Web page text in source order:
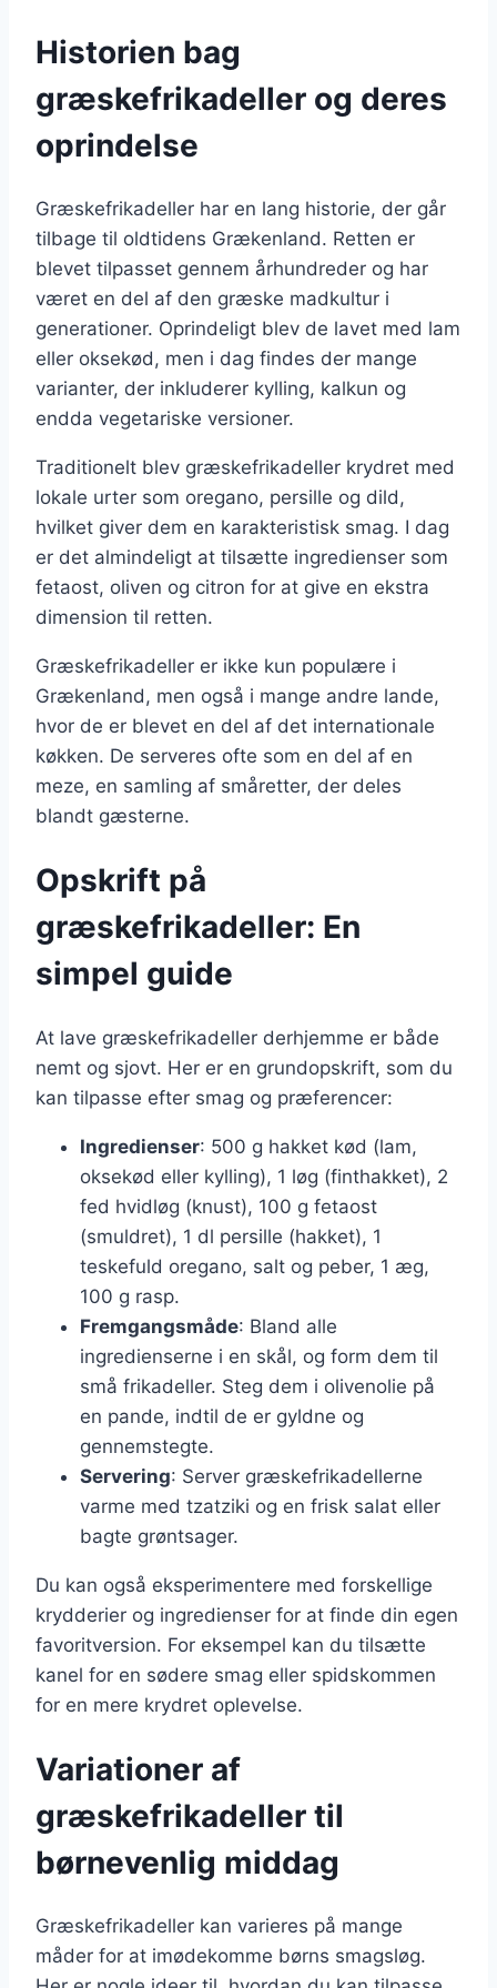
Historien bag
græskefrikadeller og deres
oprindelse
Græskefrikadeller har en lang historie, der går
tilbage til oldtidens Grækenland. Retten er
blevet tilpasset gennem århundreder og har
været en del af den græske madkultur i
generationer. Oprindeligt blev de lavet med lam
eller oksekød, men i dag findes der mange
varianter, der inkluderer kylling, kalkun og
endda vegetariske versioner.
Traditionelt blev græskefrikadeller krydret med
lokale urter som oregano, persille og dild,
hvilket giver dem en karakteristisk smag. I dag
er det almindeligt at tilsætte ingredienser som
fetaost, oliven og citron for at give en ekstra
dimension til retten.
Græskefrikadeller er ikke kun populære i
Grækenland, men også i mange andre lande,
hvor de er blevet en del af det internationale
køkken. De serveres ofte som en del af en
meze, en samling af småretter, der deles
blandt gæsterne.
Opskrift på
græskefrikadeller: En
simpel guide
At lave græskefrikadeller derhjemme er både
nemt og sjovt. Her er en grundopskrift, som du
kan tilpasse efter smag og præferencer:
Ingredienser: 500 g hakket kød (lam,
oksekød eller kylling), 1 løg (finthakket), 2
fed hvidløg (knust), 100 g fetaost
(smuldret), 1 dl persille (hakket), 1
teskefuld oregano, salt og peber, 1 æg,
100 g rasp.
Fremgangsmåde: Bland alle
ingredienserne i en skål, og form dem til
små frikadeller. Steg dem i olivenolie på
en pande, indtil de er gyldne og
gennemstegte.
Servering: Server græskefrikadellerne
varme med tzatziki og en frisk salat eller
bagte grøntsager.
Du kan også eksperimentere med forskellige
krydderier og ingredienser for at finde din egen
favoritversion. For eksempel kan du tilsætte
kanel for en sødere smag eller spidskommen
for en mere krydret oplevelse.
Variationer af
græskefrikadeller til
børnevenlig middag
Græskefrikadeller kan varieres på mange
måder for at imødekomme børns smagsløg.